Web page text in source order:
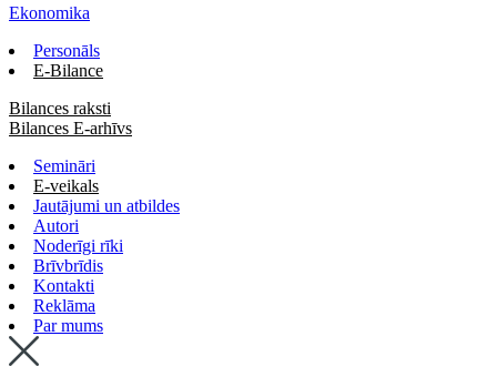
Ekonomika
Personāls
E-Bilance
Bilances raksti
Bilances E-arhīvs
Semināri
E-veikals
Jautājumi un atbildes
Autori
Noderīgi rīki
Brīvbrīdis
Kontakti
Reklāma
Par mums